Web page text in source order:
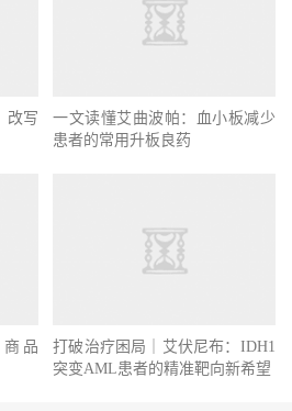
改写
一文读懂艾曲波帕：血小板减少
患者的常用升板良药
品
打破治疗困局｜艾伏尼布：IDH1
突变AML患者的精准靶向新希望